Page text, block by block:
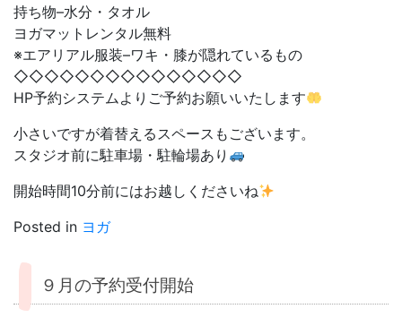
持ち物–水分・タオル
ヨガマットレンタル無料
※エアリアル服装–ワキ・膝が隠れているもの
◇◇◇◇◇◇◇◇◇◇◇◇◇◇◇
HP予約システムよりご予約お願いいたします
小さいですが着替えるスペースもございます。
スタジオ前に駐車場・駐輪場あり
開始時間10分前にはお越しくださいね
Posted in ヨガ
９月の予約受付開始